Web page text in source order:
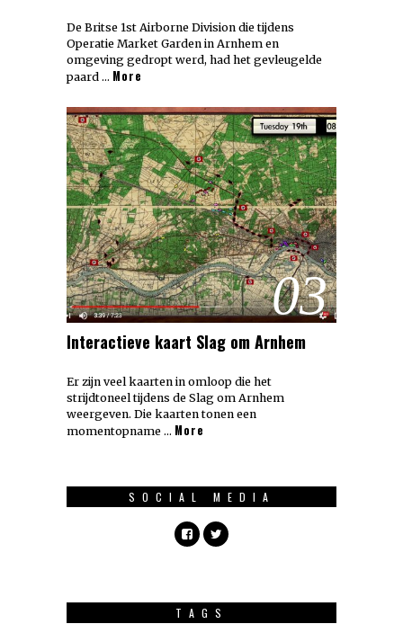
De Britse 1st Airborne Division die tijdens
Operatie Market Garden in Arnhem en
omgeving gedropt werd, had het gevleugelde
paard … More
03
Interactieve kaart Slag om Arnhem
Er zijn veel kaarten in omloop die het
strijdtoneel tijdens de Slag om Arnhem
weergeven. Die kaarten tonen een
momentopname … More
SOCIAL MEDIA
TAGS